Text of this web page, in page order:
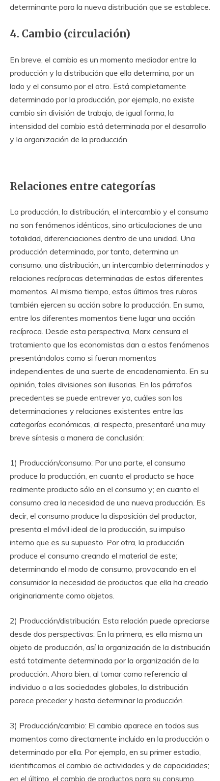
determinante para la nueva distribución que se establece.
4. Cambio (circulación)
En breve, el cambio es un momento mediador entre la
producción y la distribución que ella determina, por un
lado y el consumo por el otro. Está completamente
determinado por la producción, por ejemplo, no existe
cambio sin división de trabajo, de igual forma, la
intensidad del cambio está determinada por el desarrollo
y la organización de la producción.
Relaciones entre categorías
La producción, la distribución, el intercambio y el consumo
no son fenómenos idénticos, sino articulaciones de una
totalidad, diferenciaciones dentro de una unidad. Una
producción determinada, por tanto, determina un
consumo, una distribución, un intercambio determinados y
relaciones recíprocas determinadas de estos diferentes
momentos. Al mismo tiempo, estos últimos tres rubros
también ejercen su acción sobre la producción. En suma,
entre los diferentes momentos tiene lugar una acción
recíproca. Desde esta perspectiva, Marx censura el
tratamiento que los economistas dan a estos fenómenos
presentándolos como si fueran momentos
independientes de una suerte de encadenamiento. En su
opinión, tales divisiones son ilusorias. En los párrafos
precedentes se puede entrever ya, cuáles son las
determinaciones y relaciones existentes entre las
categorías económicas, al respecto, presentaré una muy
breve síntesis a manera de conclusión:
1) Producción/consumo: Por una parte, el consumo
produce la producción, en cuanto el producto se hace
realmente producto sólo en el consumo y; en cuanto el
consumo crea la necesidad de una nueva producción. Es
decir, el consumo produce la disposición del productor,
presenta el móvil ideal de la producción, su impulso
interno que es su supuesto. Por otra, la producción
produce el consumo creando el material de este;
determinando el modo de consumo, provocando en el
consumidor la necesidad de productos que ella ha creado
originariamente como objetos.
2) Producción/distribución: Esta relación puede apreciarse
desde dos perspectivas: En la primera, es ella misma un
objeto de producción, así la organización de la distribución
está totalmente determinada por la organización de la
producción. Ahora bien, al tomar como referencia al
individuo o a las sociedades globales, la distribución
parece preceder y hasta determinar la producción.
3) Producción/cambio: El cambio aparece en todos sus
momentos como directamente incluido en la producción o
determinado por ella. Por ejemplo, en su primer estadio,
identificamos el cambio de actividades y de capacidades;
en el último, el cambio de productos para su consumo.